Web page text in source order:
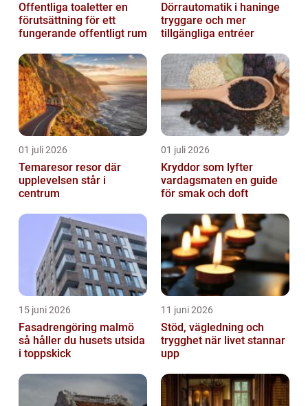
Offentliga toaletter en
förutsättning för ett
fungerande offentligt rum
Dörrautomatik i haninge
tryggare och mer
tillgängliga entréer
01 juli 2026
Temaresor resor där
upplevelsen står i
centrum
01 juli 2026
Kryddor som lyfter
vardagsmaten en guide
för smak och doft
15 juni 2026
Fasadrengöring malmö
så håller du husets utsida
i toppskick
11 juni 2026
Stöd, vägledning och
trygghet när livet stannar
upp